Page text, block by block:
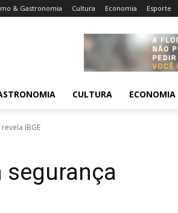
& Gastronomia Cultura Economia Esporte
CULTURA ECONOMIA
IBGE
segurança